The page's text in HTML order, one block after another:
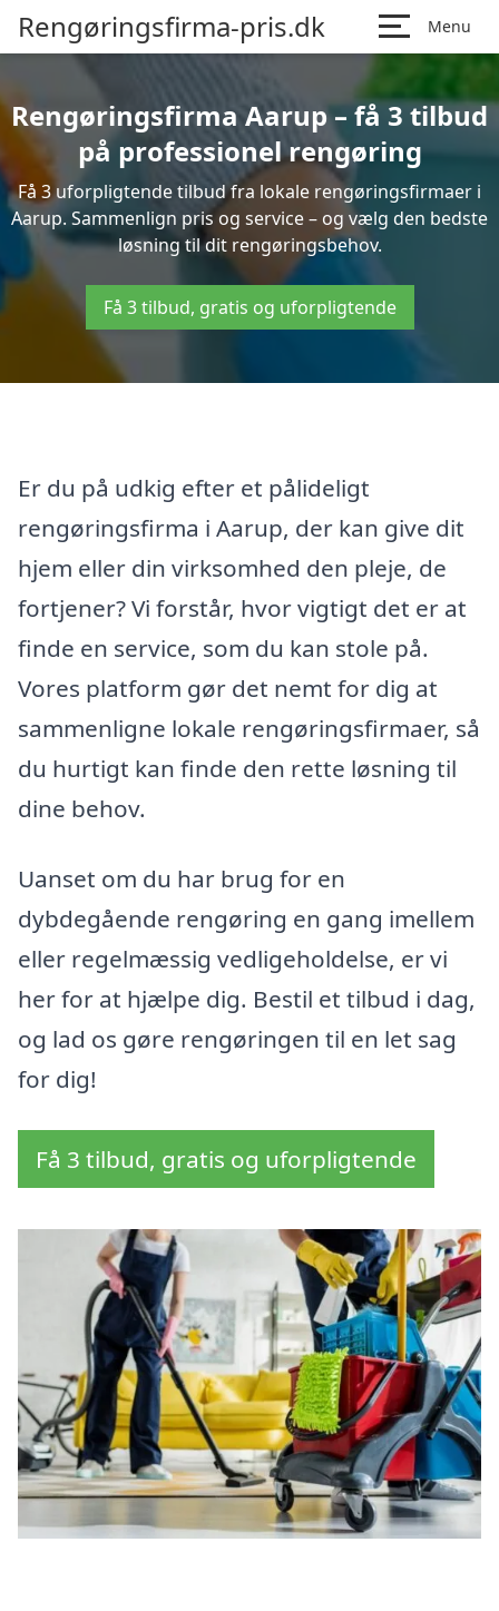
Rengøringsfirma-pris.dk Menu
Rengøringsfirma Aarup – få 3 tilbud
på professionel rengøring
Få 3 uforpligtende tilbud fra lokale rengøringsfirmaer i
Aarup. Sammenlign pris og service – og vælg den bedste
løsning til dit rengøringsbehov.
Få 3 tilbud, gratis og uforpligtende
Er du på udkig efter et pålideligt
rengøringsfirma i Aarup, der kan give dit
hjem eller din virksomhed den pleje, de
fortjener? Vi forstår, hvor vigtigt det er at
finde en service, som du kan stole på.
Vores platform gør det nemt for dig at
sammenligne lokale rengøringsfirmaer, så
du hurtigt kan finde den rette løsning til
dine behov.
Uanset om du har brug for en
dybdegående rengøring en gang imellem
eller regelmæssig vedligeholdelse, er vi
her for at hjælpe dig. Bestil et tilbud i dag,
og lad os gøre rengøringen til en let sag
for dig!
Få 3 tilbud, gratis og uforpligtende